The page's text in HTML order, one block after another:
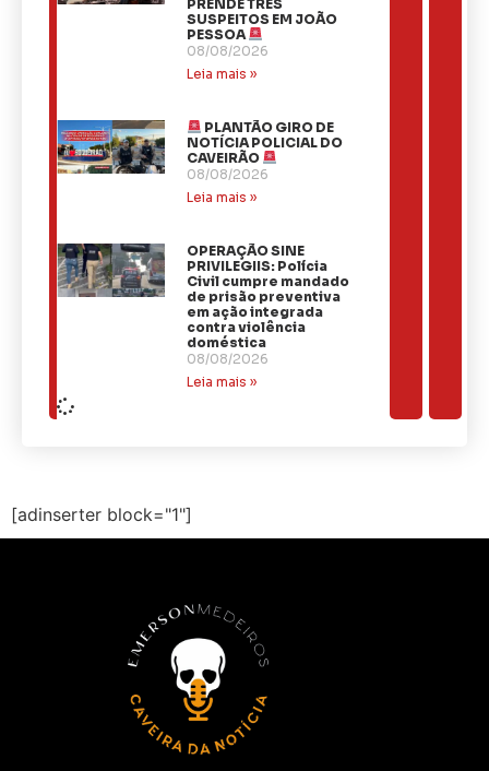
PRENDE TRÊS
SUSPEITOS EM JOÃO
PESSOA
08/08/2026
Leia mais »
PLANTÃO GIRO DE
NOTÍCIA POLICIAL DO
CAVEIRÃO
08/08/2026
Leia mais »
OPERAÇÃO SINE
PRIVILEGIIS: Polícia
Civil cumpre mandado
de prisão preventiva
em ação integrada
contra violência
doméstica
08/08/2026
Leia mais »
[adinserter block="1"]